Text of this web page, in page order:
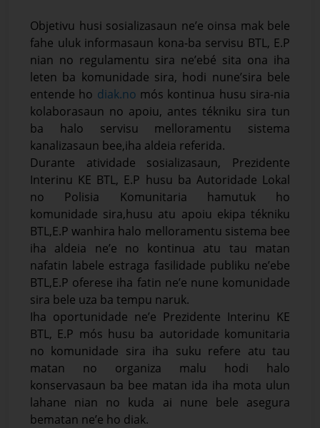
Objetivu husi sosializasaun ne’e oinsa mak bele
fahe uluk informasaun kona-ba servisu BTL, E.P
nian no regulamentu sira ne’ebé sita ona iha
leten ba komunidade sira, hodi nune’sira bele
entende ho diak.no mós kontinua husu sira-nia
kolaborasaun no apoiu, antes tékniku sira tun
ba halo servisu melloramentu sistema
kanalizasaun bee,iha aldeia referida.
Durante atividade sosializasaun, Prezidente
Interinu KE BTL, E.P husu ba Autoridade Lokal
no Polisia Komunitaria hamutuk ho
komunidade sira,husu atu apoiu ekipa tékniku
BTL,E.P wanhira halo melloramentu sistema bee
iha aldeia ne’e no kontinua atu tau matan
nafatin labele estraga fasilidade publiku ne’ebe
BTL,E.P oferese iha fatin ne’e nune komunidade
sira bele uza ba tempu naruk.
Iha oportunidade ne’e Prezidente Interinu KE
BTL, E.P mós husu ba autoridade komunitaria
no komunidade sira iha suku refere atu tau
matan no organiza malu hodi halo
konservasaun ba bee matan ida iha mota ulun
lahane nian no kuda ai nune bele asegura
bematan ne’e ho diak.